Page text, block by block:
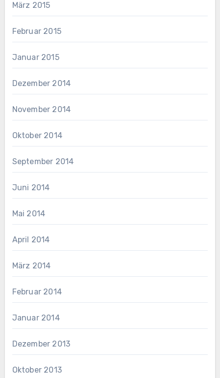
März 2015
Februar 2015
Januar 2015
Dezember 2014
November 2014
Oktober 2014
September 2014
Juni 2014
Mai 2014
April 2014
März 2014
Februar 2014
Januar 2014
Dezember 2013
Oktober 2013